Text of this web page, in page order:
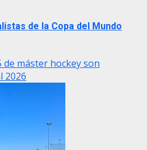
de la Copa del Mundo
de máster hockey son
2026